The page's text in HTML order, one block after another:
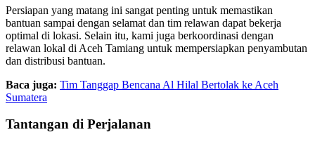
Persiapan yang matang ini sangat penting untuk memastikan
bantuan sampai dengan selamat dan tim relawan dapat bekerja
optimal di lokasi. Selain itu, kami juga berkoordinasi dengan
relawan lokal di Aceh Tamiang untuk mempersiapkan penyambutan
dan distribusi bantuan.
Baca juga: Tim Tanggap Bencana Al Hilal Bertolak ke Aceh
Sumatera
Tantangan di Perjalanan